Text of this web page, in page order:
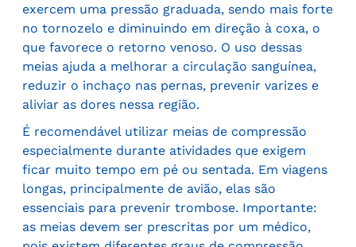
exercem uma pressão graduada, sendo mais forte
no tornozelo e diminuindo em direção à coxa, o
que favorece o retorno venoso. O uso dessas
meias ajuda a melhorar a circulação sanguínea,
reduzir o inchaço nas pernas, prevenir varizes e
aliviar as dores nessa região.
É recomendável utilizar meias de compressão
especialmente durante atividades que exigem
ficar muito tempo em pé ou sentada. Em viagens
longas, principalmente de avião, elas são
essenciais para prevenir trombose. Importante:
as meias devem ser prescritas por um médico,